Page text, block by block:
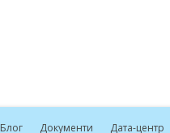
Блог Документи Дата-центр